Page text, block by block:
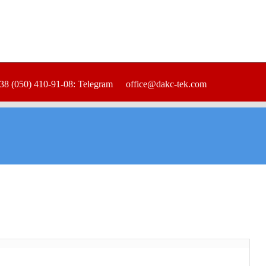
(050) 410-91-08: Telegram office@dakc-tek.com